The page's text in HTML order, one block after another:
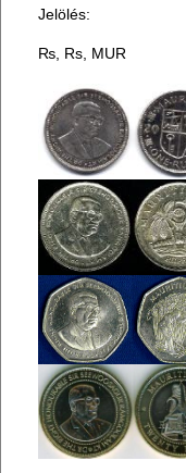
Jelölés:
₨, Rs, MUR